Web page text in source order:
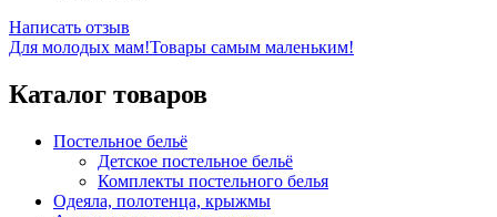
Написать отзыв
Для молодых мам!Товары самым маленьким!
Каталог товаров
Постельное бельё
Детское постельное бельё
Комплекты постельного белья
Одеяла, полотенца, крыжмы